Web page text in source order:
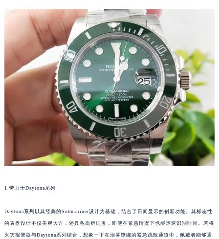
1.劳力士Daytona系列
Daytona系列以其经典的Submariner设计为基础，结合了日间显示的创新功能。其标志性
的表盘设计不仅美观大方，还具备高辨识度，即使在紧急情况下也能迅速识别时间。若将
火灾报警器与Daytona系列结合，想象一下在烟雾缭绕的紧急疏散通道中，佩戴者能够通